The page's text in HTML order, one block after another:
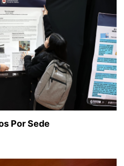
Por Sede